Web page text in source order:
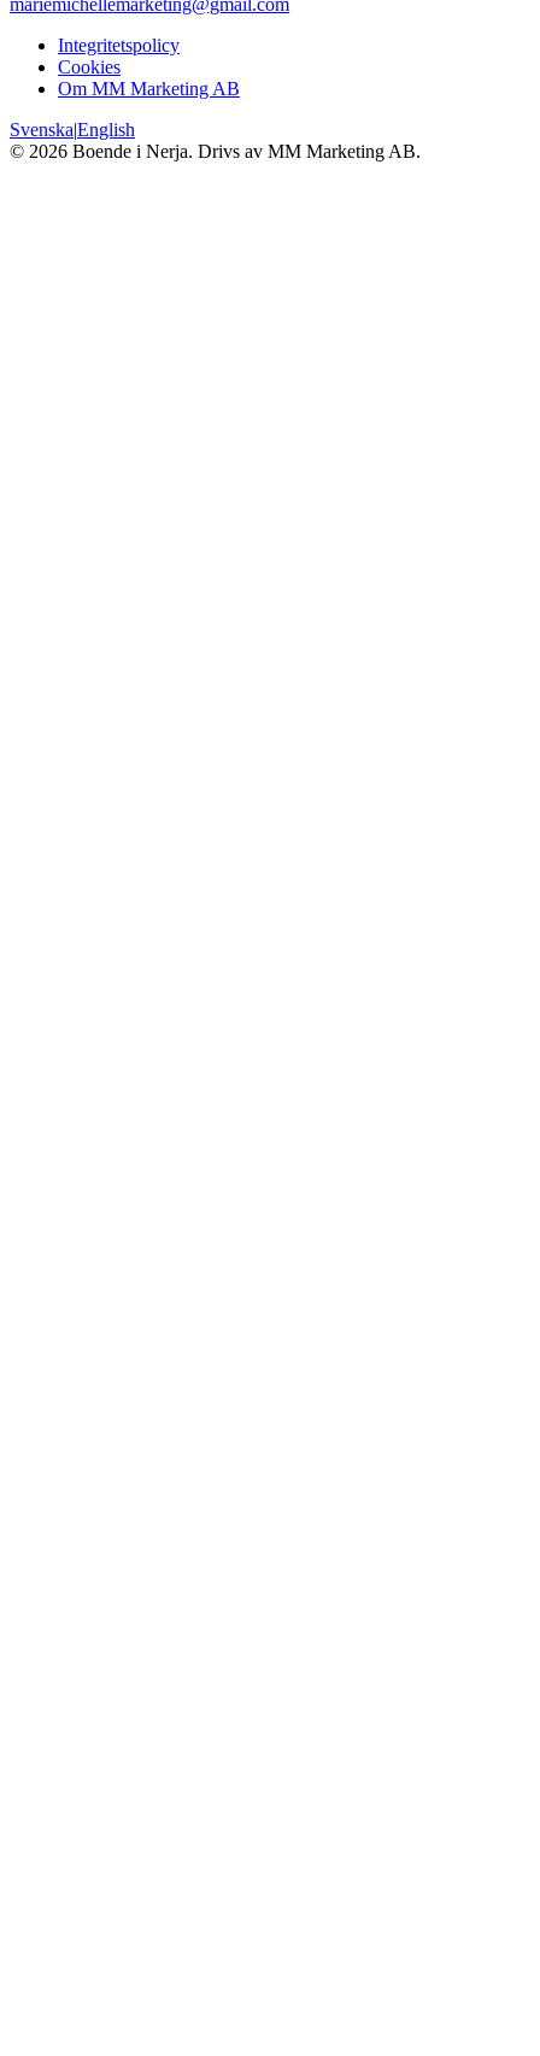
Integritetspolicy
Cookies
Om MM Marketing AB
Svenska|English
© 2026 Boende i Nerja. Drivs av MM Marketing AB.